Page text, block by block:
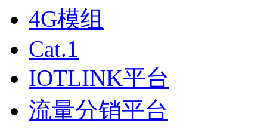
4G模组
Cat.1
IOTLINK平台
流量分销平台